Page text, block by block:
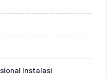
Instalasi